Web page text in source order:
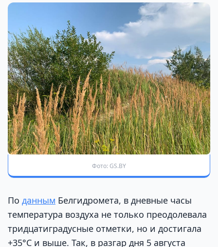
Фото: GS.BY
По данным Белгидромета, в дневные часы
температура воздуха не только преодолевала
тридцатиградусные отметки, но и достигала
+35°С и выше. Так, в разгар дня 5 августа